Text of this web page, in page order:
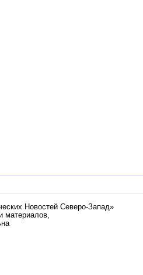
Новостей Северо-Запад»
материалов,